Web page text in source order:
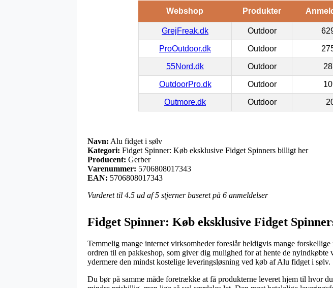
Webshop Produkter
GrejFreak.dk Outdoor
ProOutdoor.dk Outdoor
55Nord.dk Outdoor
OutdoorPro.dk Outdoor
Outmore.dk Outdoor
Navn: Alu fidget i sølv
Kategori: Fidget Spinner: Køb eksklusive Fidget Spinners billigt her
Producent: Gerber
Varenummer: 5706808017343
EAN: 5706808017343
Vurderet til 4.5 ud af 5 stjerner baseret på 6 anmeldelser
Fidget Spinner: Køb eksklusive Fidget
Temmelig mange internet virksomheder foreslår heldigvis mange
ordren til en pakkeshop, som giver dig mulighed for at hente de nyindkøbte
ydermere den mindst kostelige leveringsløsning ved køb af Alu fidget i sølv.
Du bør på samme måde foretrække at få produkterne leveret hjem til hvor